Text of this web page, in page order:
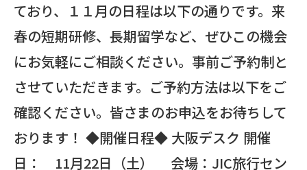
ており、１１月の日程は以下の通りです。来
春の短期研修、長期留学など、ぜひこの機会
にお気軽にご相談ください。事前ご予約制と
させていただきます。ご予約方法は以下をご
確認ください。皆さまのお申込をお待ちして
おります！ ◆開催日程◆ 大阪デスク 開催
日： 11月22日（土） 会場：JIC旅行セン